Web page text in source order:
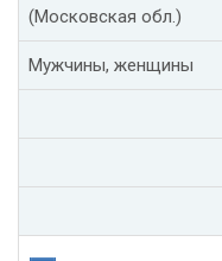
(Московская обл.)
Мужчины, женщины